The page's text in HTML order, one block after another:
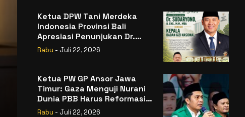
Ketua DPW Tani Merdeka
Indonesia Provinsi Bali
Apresiasi Penunjukan Dr.
Sudaryono sebagai Kepala
Badan Gizi Nasional
Rabu - Juli 22, 2026
Ketua PW GP Ansor Jawa
Timur: Gaza Menguji Nurani
Dunia PBB Harus Reformasi
Total atau Kehilangan
Rabu - Juli 22, 2026